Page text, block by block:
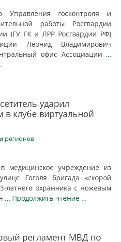
Управления госконтроля и
работы Росгвардии
(ГУ ГК и ЛРР Росгвардии РФ)
Леонид Владимирович
офис Ассоциации …
ударил
клубе виртуальной
регионов
медицинское учреждение из
Гоголя бригада «скорой
летнего охранника с ножевым
… Продолжить чтение …
регламент МВД по